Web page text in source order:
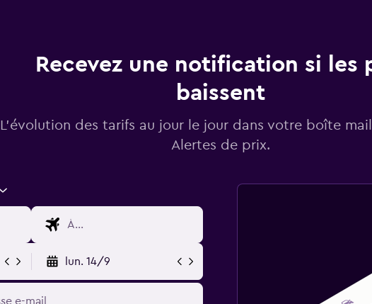
Recevez une notification si les
baissent
L’évolution des tarifs au jour le jour dans votre boîte
Alertes de prix.
lun. 14/9